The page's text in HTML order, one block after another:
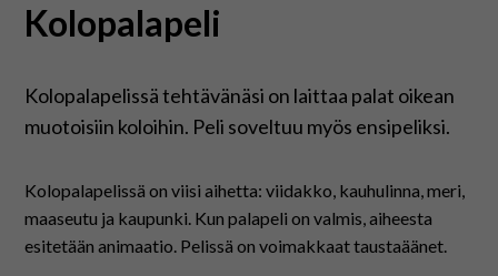
Tietoa
Materiaalit
Saavutettavuus
Kolopalapeli
Kolopalapelissä tehtävänäsi on laittaa palat oikean
muotoisiin koloihin. Peli soveltuu myös ensipeliksi.
Kolopalapelissä on viisi aihetta: viidakko, kauhulinna, meri,
maaseutu ja kaupunki. Kun palapeli on valmis, aiheesta
esitetään animaatio. Pelissä on voimakkaat taustaäänet.